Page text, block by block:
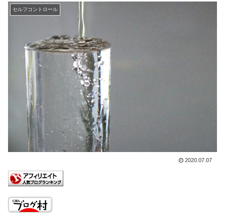
セルフコントロール
2020.07.07